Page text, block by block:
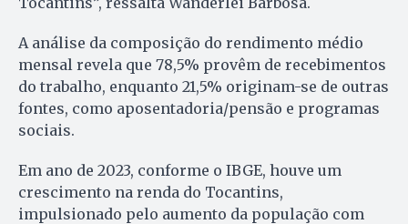
A análise da composição do rendimento médio
mensal revela que 78,5% provêm de recebimentos
do trabalho, enquanto 21,5% originam-se de outras
fontes, como aposentadoria/pensão e programas
sociais.
Em ano de 2023, conforme o IBGE, houve um
crescimento na renda do Tocantins,
impulsionado pelo aumento da população com